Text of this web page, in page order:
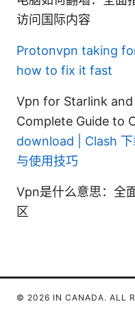
访问国际内容
Protonvpn taking
how to fix it fast
Vpn for Starlink
Complete Guide to
download | Clash 下
与使用技巧
Vpn是什么意思：全
区
© 2026 IN CANADA. ALL